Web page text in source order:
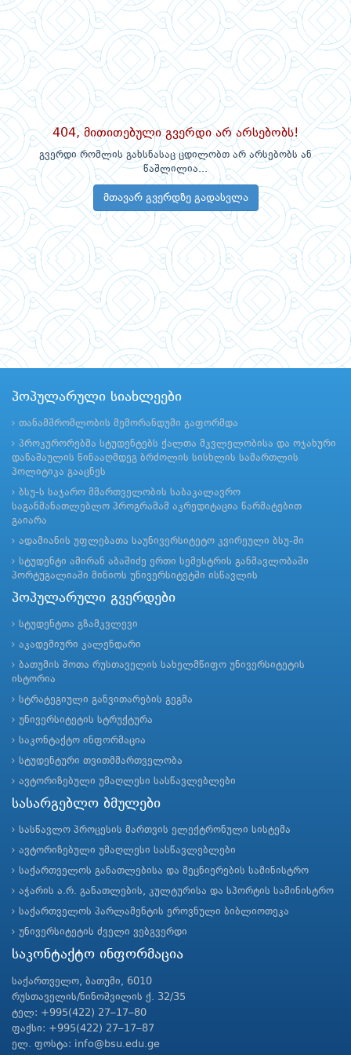
404, მითითებული გვერდი არ არსებობს!
გვერდი რომლის გახსნასაც ცდილობთ არ არსებობს ან
წაშლილია...
მთავარ გვერდზე გადასვლა
პოპულარული სიახლეები
თანამშრომლობის მემორანდუმი გაფორმდა
პროკურორებმა სტუდენტებს ქალთა მკვლელობისა და ოჯახური
დანაშაულის წინააღმდეგ ბრძოლის სისხლის სამართლის
პოლიტიკა გააცნეს
ბსუ-ს საჯარო მმართველობის საბაკალავრო
საგანმანათლებლო პროგრამამ აკრედიტაცია წარმატებით
გაიარა
ადამიანის უფლებათა საუნივერსიტეტო კვირეული ბსუ-ში
სტუდენტი ამირან აბაშიძე ერთი სემესტრის განმავლობაში
პორტუგალიაში მინიოს უნივერსიტეტში ისწავლის
პოპულარული გვერდები
სტუდენტთა გზამკვლევი
აკადემიური კალენდარი
ბათუმის შოთა რუსთაველის სახელმწიფო უნივერსიტეტის
ისტორია
სტრატეგიული განვითარების გეგმა
უნივერსიტეტის სტრუქტურა
საკონტაქტო ინფორმაცია
სტუდენტური თვითმმართველობა
ავტორიზებული უმაღლესი სასწავლებლები
სასარგებლო ბმულები
სასწავლო პროცესის მართვის ელექტრონული სისტემა
ავტორიზებული უმაღლესი სასწავლებლები
საქართველოს განათლებისა და მეცნიერების სამინისტრო
აჭარის ა.რ. განათლების, კულტურისა და სპორტის სამინისტრო
საქართველოს პარლამენტის ეროვნული ბიბლიოთეკა
უნივერსიტეტის ძველი ვებგვერდი
საკონტაქტო ინფორმაცია
საქართველო, ბათუმი, 6010
რუსთაველის/ნინოშვილის ქ. 32/35
ტელ: +995(422) 27–17–80
ფაქსი: +995(422) 27–17–87
ელ. ფოსტა: info@bsu.edu.ge